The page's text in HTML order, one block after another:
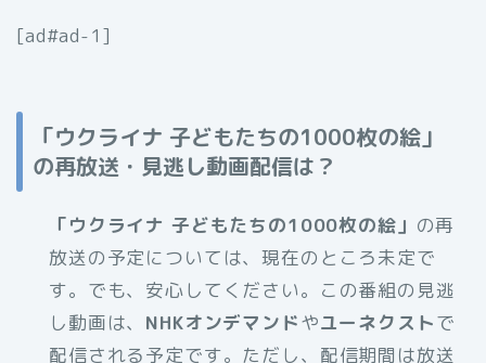
[ad#ad-1]
「ウクライナ 子どもたちの1000枚の絵」
の再放送・見逃し動画配信は？
「ウクライナ 子どもたちの1000枚の絵」 の再
放送の予定については、現在のところ未定で
す。でも、安心してください。この番組の見逃
し動画は、 NHKオンデマンドやユーネクストで
配信される予定です。ただし、配信期間は放送